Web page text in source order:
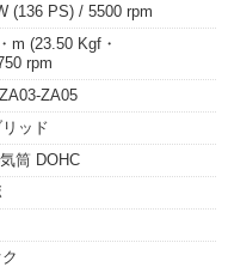
(136 PS) / 5500 rpm
m (23.50 Kgf・
rpm
ZA05
ッド
筒 DOHC